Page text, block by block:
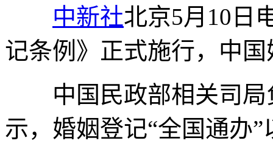
中新社北京5月10日
记条例》正式施行，中
中国民政部相关司局
示，婚姻登记“全国通办